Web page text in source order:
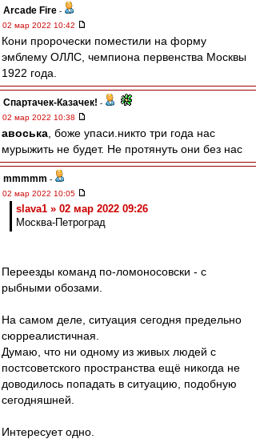
Arcade Fire -
02 мар 2022 10:42
Кони пророчески поместили на форму
эмблему ОЛЛС, чемпиона первенства Москвы
1922 года.
Спартачек-Казачек! -
02 мар 2022 10:38
авоська , боже упаси.никто три года нас
мурыжить не будет. Не протянуть они без нас
mmmmm -
02 мар 2022 10:05
slava1 » 02 мар 2022 09:26
Москва-Петроград
Переезды команд по-ломоносовски - с
рыбными обозами.
На самом деле, ситуация сегодня предельно
сюрреалистичная.
Думаю, что ни одному из живых людей с
постсоветского пространства ещё никогда не
доводилось попадать в ситуацию, подобную
сегодняшней.
Интересует одно.